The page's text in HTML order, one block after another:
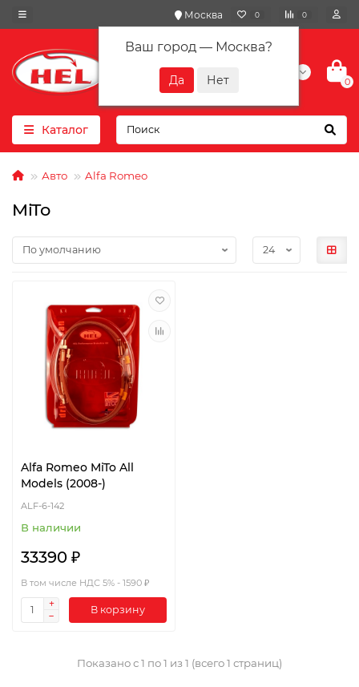
Москва
Ваш город — Москва?
0 0
+7(901) 417-10-01
0
Каталог
Авто Alfa Romeo
MiTo
Alfa Romeo MiTo All
Models (2008-)
ALF-6-142
В наличии
33390 ₽
В том числе НДС 5% - 1590 ₽
В корзину
Показано с 1 по 1 из 1 (всего 1 страниц)